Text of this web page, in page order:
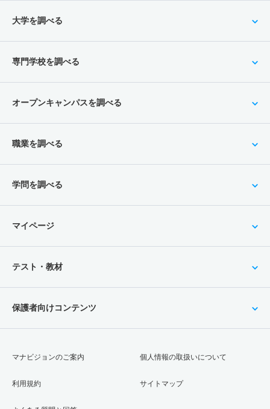
大学を調べる
専門学校を調べる
オープンキャンパスを調べる
職業を調べる
学問を調べる
マイページ
テスト・教材
保護者向けコンテンツ
マナビジョンのご案内
利用規約
個人情報の取扱いについて
サイトマップ